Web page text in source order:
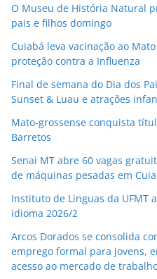
O Museu de História Natural
pais e filhos domingo
Cuiabá leva vacinação ao
proteção contra a Influenza
Final de semana do Dia dos
Sunset & Luau e atrações
Mato-grossense conquista
Barretos
Senai MT abre 60 vagas
de máquinas pesadas em
Instituto de Linguas da UFMT
idioma 2026/2
Arcos Dorados se consolida
emprego formal para jovens,
acesso ao mercado de